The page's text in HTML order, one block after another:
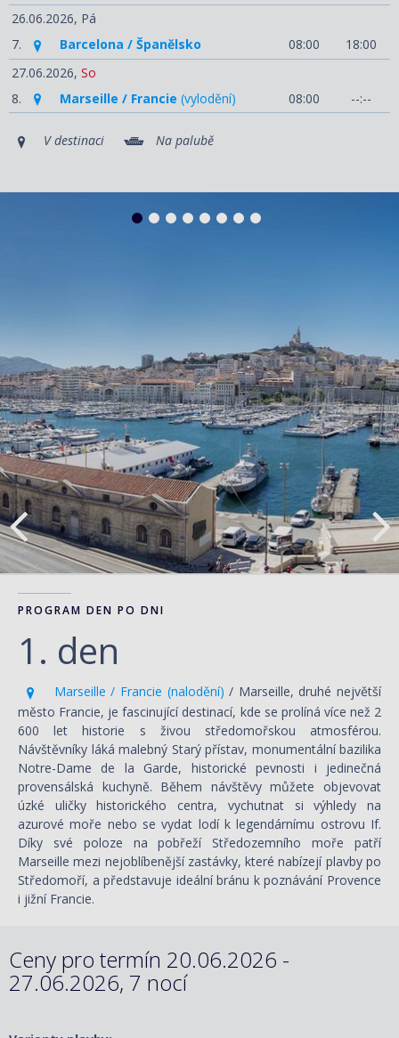
26.06.2026, Pá
7.
Barcelona / Španělsko 08:00
18:00
27.06.2026, So
8.
Marseille / Francie (vylodění) 08:00 --:--
V destinaci Na palubě
PROGRAM DEN PO DNI
1. den
Marseille / Francie (nalodění)/ Marseille, druhé největší
město Francie, je fascinující destinací, kde se prolíná více než 2
600 let historie s živou středomořskou atmosférou.
Návštěvníky láká malebný Starý přístav, monumentální bazilika
Notre-Dame de la Garde, historické pevnosti i jedinečná
provensálská kuchyně. Během návštěvy můžete objevovat
úzké uličky historického centra, vychutnat si výhledy na
azurové moře nebo se vydat lodí k legendárnímu ostrovu If.
Díky své poloze na pobřeží Středozemního moře patří
Marseille mezi nejoblíbenější zastávky, které nabízejí plavby po
Středomoří, a představuje ideální bránu k poznávání Provence
i jižní Francie.
Ceny pro termín 20.06.2026 -
27.06.2026, 7 nocí